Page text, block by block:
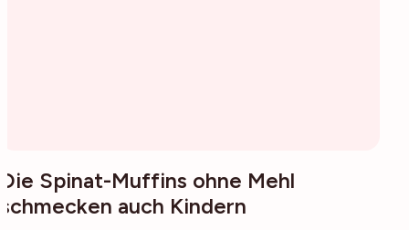
Die Spinat-Muffins ohne Mehl
schmecken auch Kindern